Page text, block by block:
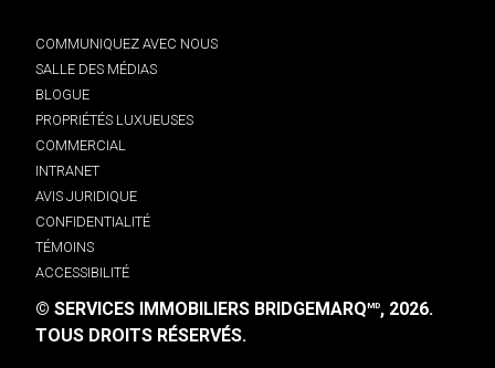
COMMUNIQUEZ AVEC NOUS
SALLE DES MÉDIAS
BLOGUE
PROPRIÉTÉS LUXUEUSES
COMMERCIAL
INTRANET
AVIS JURIDIQUE
CONFIDENTIALITÉ
TÉMOINS
ACCESSIBILITÉ
© SERVICES IMMOBILIERS BRIDGEMARQMD, 2026.
TOUS DROITS RÉSERVÉS.